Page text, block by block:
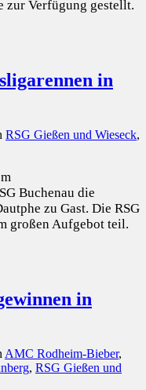
zur Verfügung gestellt.
in
RSG Gießen und Wieseck,
Buchenau die
zu Gast. Die RSG
großen Aufgebot teil.
in
AMC Rodheim-Bieber,
, RSG Gießen und